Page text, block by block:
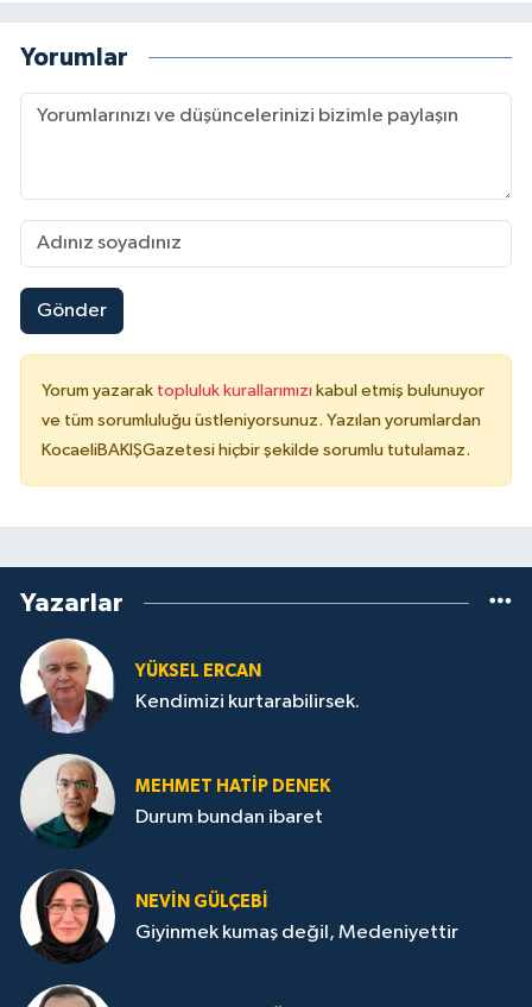
Yorumlar
Gönder
Yorum yazarak topluluk kurallarımızı kabul etmiş bulunuyor
ve tüm sorumluluğu üstleniyorsunuz. Yazılan yorumlardan
KocaeliBAKIŞGazetesi hiçbir şekilde sorumlu tutulamaz.
Yazarlar
YÜKSEL ERCAN
Kendimizi kurtarabilirsek.
MEHMET HATİP DENEK
Durum bundan ibaret
NEVİN GÜLÇEBİ
Giyinmek kumaş değil, Medeniyettir